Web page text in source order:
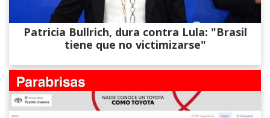
Patricia Bullrich, dura contra Lula: "Brasil
tiene que no victimizarse"